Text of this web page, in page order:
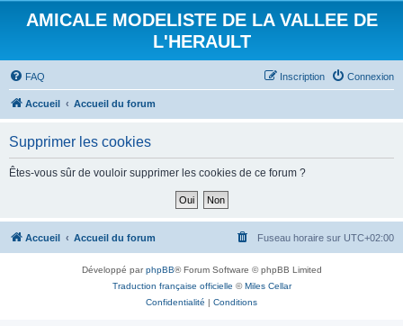
AMICALE MODELISTE DE LA VALLEE DE
L'HERAULT
FAQ Connexion
Inscription
Accueil Accueil du forum
Supprimer les cookies
Êtes-vous sûr de vouloir supprimer les cookies de ce forum ?
Accueil Accueil du forum Fuseau horaire sur UTC+02:00
Développé parphpBB® Forum Software © phpBB Limited
Traduction française officielle ©Miles Cellar
Confidentialité | Conditions